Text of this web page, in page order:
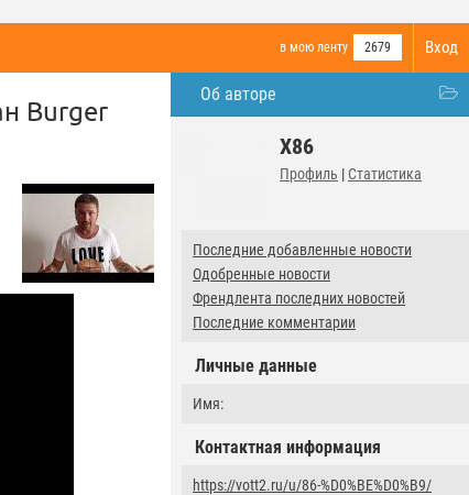
Вход
в мою ленту 2679
Об авторе
X86
Профиль | Статистика
Последние добавленные новости
Одобренные новости
Френдлента последних новостей
Последние комментарии
Личные данные
Имя:
Контактная информация
https://vott2.ru/u/86-%D0%BE%D0%B9/
Burger